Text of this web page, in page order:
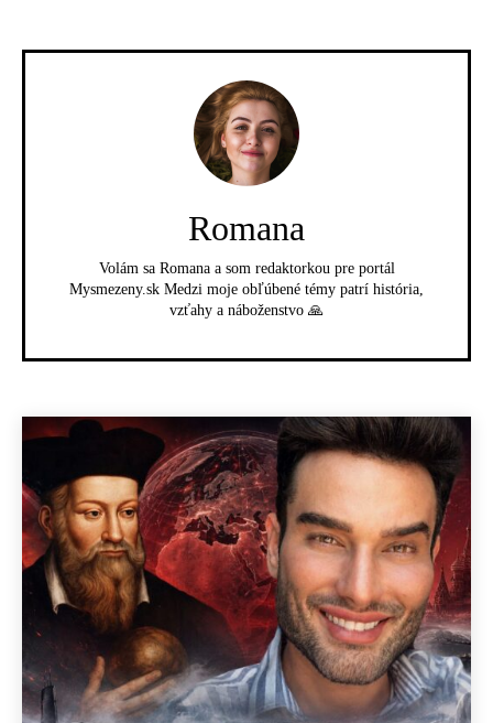
Romana
Volám sa Romana a som redaktorkou pre portál
Mysmezeny.sk Medzi moje obľúbené témy patrí história,
vzťahy a náboženstvo 🙏